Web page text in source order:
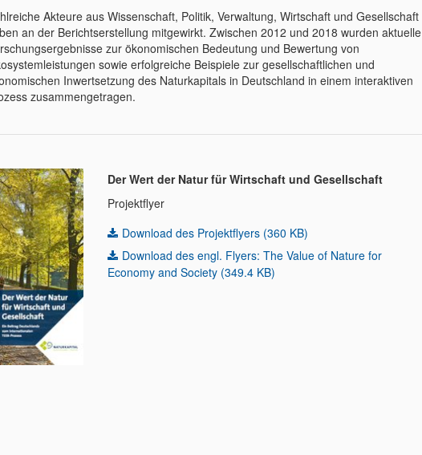
Akteure aus Wissenschaft, Politik, Verwaltung, Wirtschaft und Gesellschaft
an der Berichtserstellung mitgewirkt. Zwischen 2012 und 2018 wurden aktuelle
zur ökonomischen Bedeutung und Bewertung von
sowie erfolgreiche Beispiele zur gesellschaftlichen und
Inwertsetzung des Naturkapitals in Deutschland in einem interaktiven
zusammengetragen.
Der Wert der Natur für Wirtschaft und Gesellschaft
Projektflyer
Download des Projektflyers (360 KB)
Download des engl. Flyers: The Value of Nature for
Economy and Society (349.4 KB)